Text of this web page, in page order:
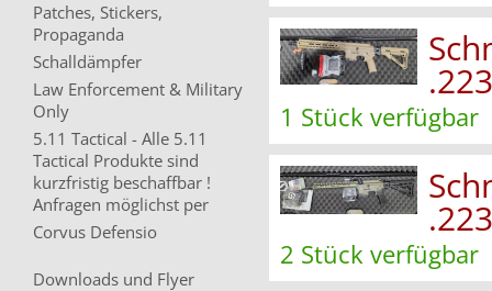
Patches, Stickers,
Propaganda
Schalldämpfer
Law Enforcement & Military
Only
5.11 Tactical - Alle 5.11
Tactical Produkte sind
kurzfristig beschaffbar !
Anfragen möglichst per
Corvus Defensio
Downloads und Flyer
1 Stück verfügbar
2 Stück verfügbar